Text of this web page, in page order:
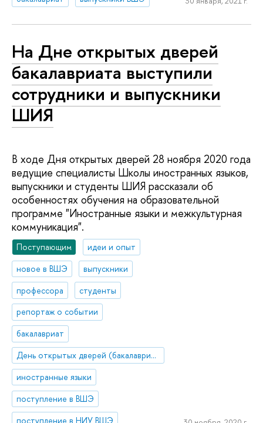
На Дне открытых дверей
бакалавриата выступили
сотрудники и выпускники
ШИЯ
В ходе Дня открытых дверей 28 ноября 2020 года
ведущие специалисты Школы иностранных языков,
выпускники и студенты ШИЯ рассказали об
особенностях обучения на образовательной
программе "Иностранные языки и межкультурная
коммуникация".
Поступающим
идеи и опыт
новое в ВШЭ
выпускники
профессора
студенты
репортаж о событии
бакалавриат
День открытых дверей (бакалавриат)
иностранные языки
поступление в ВШЭ
поступление в НИУ ВШЭ